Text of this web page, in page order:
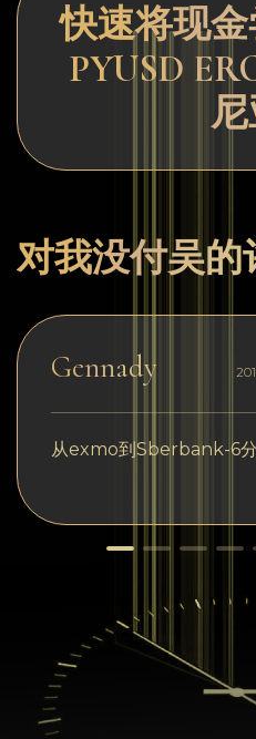
快速将现
PYUSD
对我没付吴的
Gennady
从exmo到Sberbank-6